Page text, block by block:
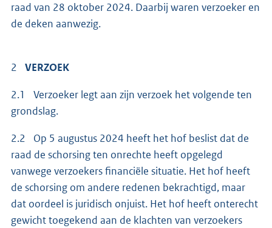
raad van 28 oktober 2024. Daarbij waren verzoeker en
de deken aanwezig.
2 VERZOEK
2.1 Verzoeker legt aan zijn verzoek het volgende ten
grondslag.
2.2 Op 5 augustus 2024 heeft het hof beslist dat de
raad de schorsing ten onrechte heeft opgelegd
vanwege verzoekers financiële situatie. Het hof heeft
de schorsing om andere redenen bekrachtigd, maar
dat oordeel is juridisch onjuist. Het hof heeft onterecht
gewicht toegekend aan de klachten van verzoekers